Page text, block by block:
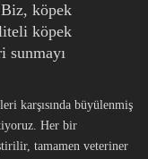
köpek
köpek
sunmayı
karşısında büyülenmiş
Her bir
tamamen veteriner